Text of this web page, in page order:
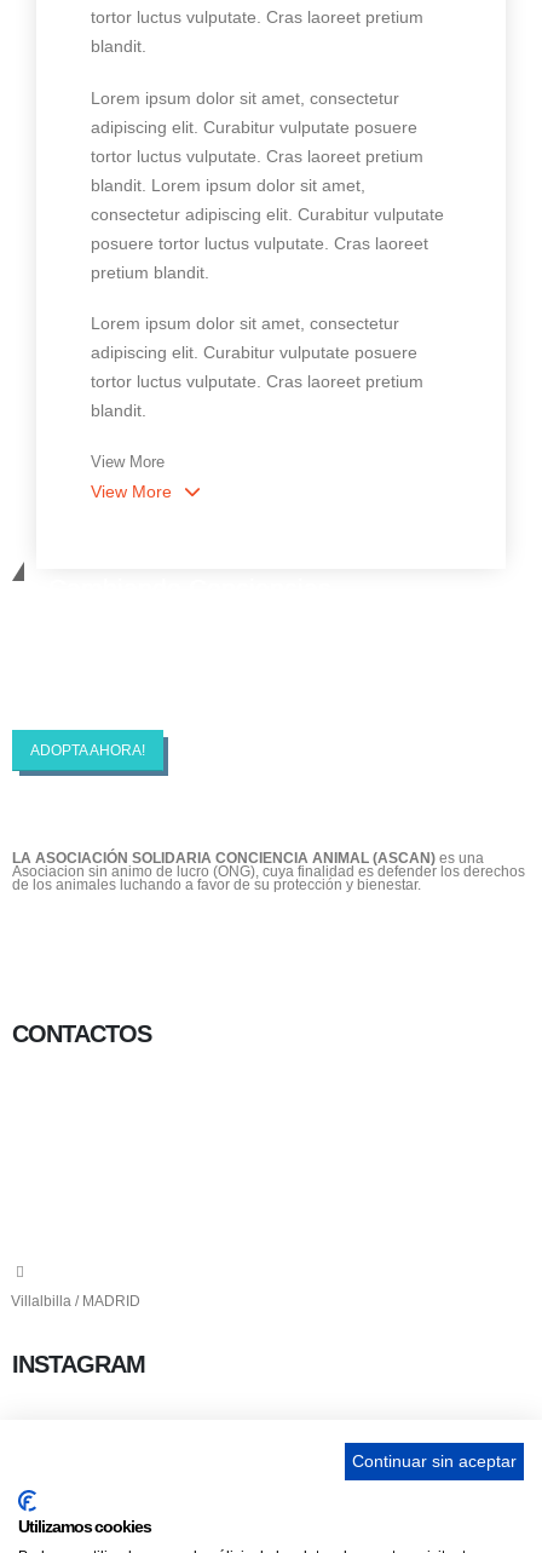
tortor luctus vulputate. Cras laoreet pretium
blandit.
Lorem ipsum dolor sit amet, consectetur
adipiscing elit. Curabitur vulputate posuere
tortor luctus vulputate. Cras laoreet pretium
blandit. Lorem ipsum dolor sit amet,
consectetur adipiscing elit. Curabitur vulputate
posuere tortor luctus vulputate. Cras laoreet
pretium blandit.
Lorem ipsum dolor sit amet, consectetur
adipiscing elit. Curabitur vulputate posuere
tortor luctus vulputate. Cras laoreet pretium
blandit.
View More
View More
ADOPTA AHORA!
LA ASOCIACIÓN SOLIDARIA CONCIENCIA ANIMAL (ASCAN) es una
Asociacion sin animo de lucro (ONG), cuya finalidad es defender los derechos
de los animales luchando a favor de su protección y bienestar.
CONTACTOS
Villalbilla / MADRID
INSTAGRAM
ENLACES
Continuar sin aceptar
Utilizamos cookies